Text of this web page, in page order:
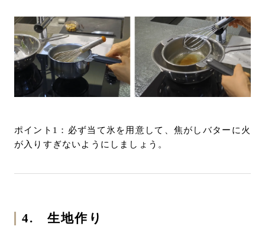
ポイント1：必ず当て氷を用意して、焦がしバターに火
が入りすぎないようにしましょう。
4. 生地作り